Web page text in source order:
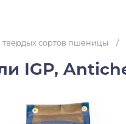
твердых сортов пшеницы /
IGP,